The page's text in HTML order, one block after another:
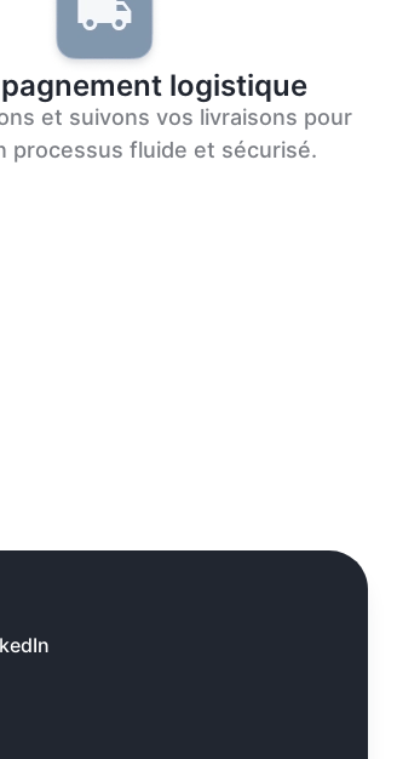
logistique
et suivons vos livraisons pour
processus fluide et sécurisé.